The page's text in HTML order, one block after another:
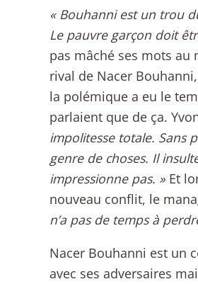
« Bouhanni est un trou
Le pauvre garçon doit
pas mâché ses mots au
rival de Nacer
la polémique a eu le
parlaient que de ça.
impolitesse totale. Sans
genre de choses. Il
impressionne pas. »Et
nouveau conflit, le
n’a pas de temps à
Nacer Bouhanni est un
avec ses adversaires